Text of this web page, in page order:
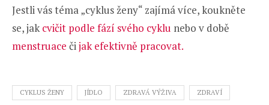
Jestli vás téma „cyklus ženy“ zajímá více, koukněte
se, jakcvičit podle fází svého cyklu nebo v době
menstruace čijak efektivně pracovat.
CYKLUS ŽENY JÍDLO ZDRAVÁ VÝŽIVA ZDRAVÍ